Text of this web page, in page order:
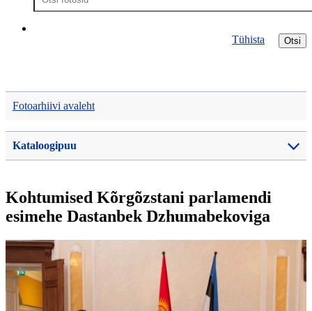
Otsi
Tühista
Fotoarhiivi avaleht
Kataloogipuu
Kohtumised Kõrgõzstani parlamendi
esimehe Dastanbek Dzhumabekoviga